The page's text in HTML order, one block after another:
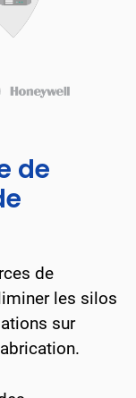
de
de
les silos
sur